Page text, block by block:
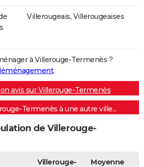
Villerougeais, Villerougeaises
à Villerouge-Termenès ?
.
avis sur Villerouge-Termenès
Termenès à une autre ville...
de Villerouge-
Villerouge-
Moyenne